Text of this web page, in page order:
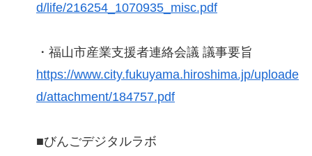
d/life/216254_1070935_misc.pdf
・福山市産業支援者連絡会議 議事要旨
https://www.city.fukuyama.hiroshima.jp/uploade
d/attachment/184757.pdf
■びんごデジタルラボ